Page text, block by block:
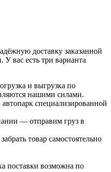
доставку заказанной
вас есть три варианта
и выгрузка по
нашими силами.
специализированной
— отправим груз в
товар самостоятельно
поставки возможна по